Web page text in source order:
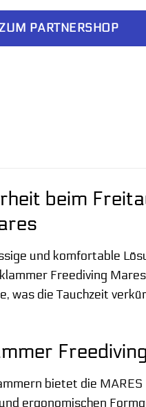
PARTNERSHOP
beim
und komfortable
Freediving
was die Tauchzeit
bietet die
ergonomischen